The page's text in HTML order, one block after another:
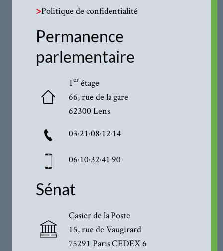
>Politique de confidentialité
Permanence
parlementaire
1erétage
66, rue de la gare
62300 Lens
03·21·08·12·14
06·10·32·41·90
Sénat
Casier de la Poste
15, rue de Vaugirard
75291 Paris CEDEX 6